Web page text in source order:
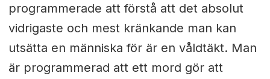
programmerade att förstå att det absolut
vidrigaste och mest kränkande man kan
utsätta en människa för är en våldtäkt. Man
är programmerad att ett mord gör att